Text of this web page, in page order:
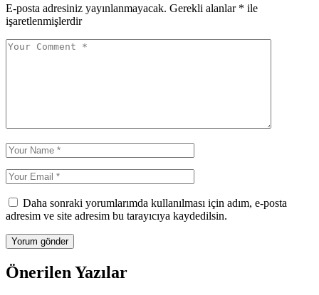
E-posta adresiniz yayınlanmayacak. Gerekli alanlar * ile
işaretlenmişlerdir
Daha sonraki yorumlarımda kullanılması için adım, e-posta
adresim ve site adresim bu tarayıcıya kaydedilsin.
Önerilen Yazılar